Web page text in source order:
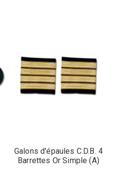
Galons d'épaules C.D.B. 4
Barrettes Or Simple (A)